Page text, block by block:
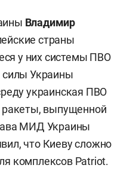
Владимир
страны
у них системы ПВО
Украины
украинская ПВО
ракеты, выпущенной
МИД Украины
что Киеву сложно
комплексов Patriot.